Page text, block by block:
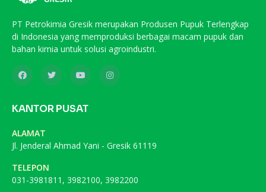
PT Petrokimia Gresik merupakan Produsen Pupuk Terlengkap
di Indonesia yang memproduksi berbagai macam pupuk dan
bahan kimia untuk solusi agroindustri.
KANTOR PUSAT
ALAMAT
Jl. Jenderal Ahmad Yani - Gresik 61119
TELEPON
031-3981811, 3982100, 3982200